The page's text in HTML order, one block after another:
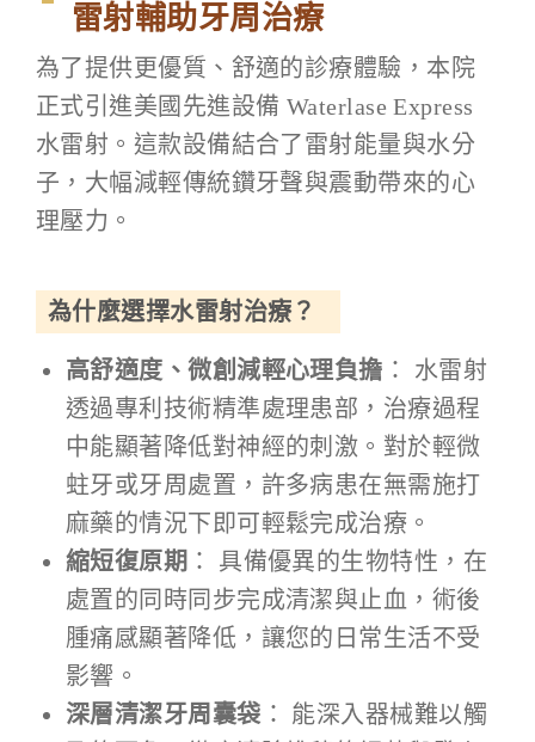
雷射輔助牙周治療
為了提供更優質、舒適的診療體驗，本院
正式引進美國先進設備 Waterlase Express
水雷射。這款設備結合了雷射能量與水分
子，大幅減輕傳統鑽牙聲與震動帶來的心
理壓力。
為什麼選擇水雷射治療？
高舒適度、微創減輕心理負擔 ： 水雷射
透過專利技術精準處理患部，治療過程
中能顯著降低對神經的刺激。對於輕微
蛀牙或牙周處置，許多病患在無需施打
麻藥的情況下即可輕鬆完成治療。
縮短復原期 ： 具備優異的生物特性，在
處置的同時同步完成清潔與止血，術後
腫痛感顯著降低，讓您的日常生活不受
影響。
深層清潔牙周囊袋 ： 能深入器械難以觸